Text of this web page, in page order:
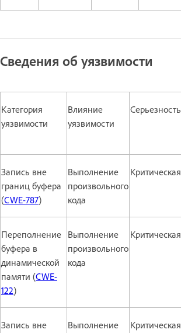
Сведения об уязвимости
Категория
уязвимости
Влияние
уязвимости
Серьезность
Запись вне
границ буфера
(CWE-787)
Выполнение
произвольного
кода
Критическая
Переполнение
буфера в
динамической
памяти (CWE-
122)
Выполнение
произвольного
кода
Критическая
Запись вне
Выполнение
Критическая